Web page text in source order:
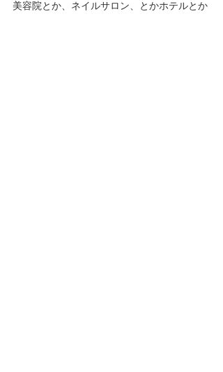
美容院とか、ネイルサロン、とかホテルとか